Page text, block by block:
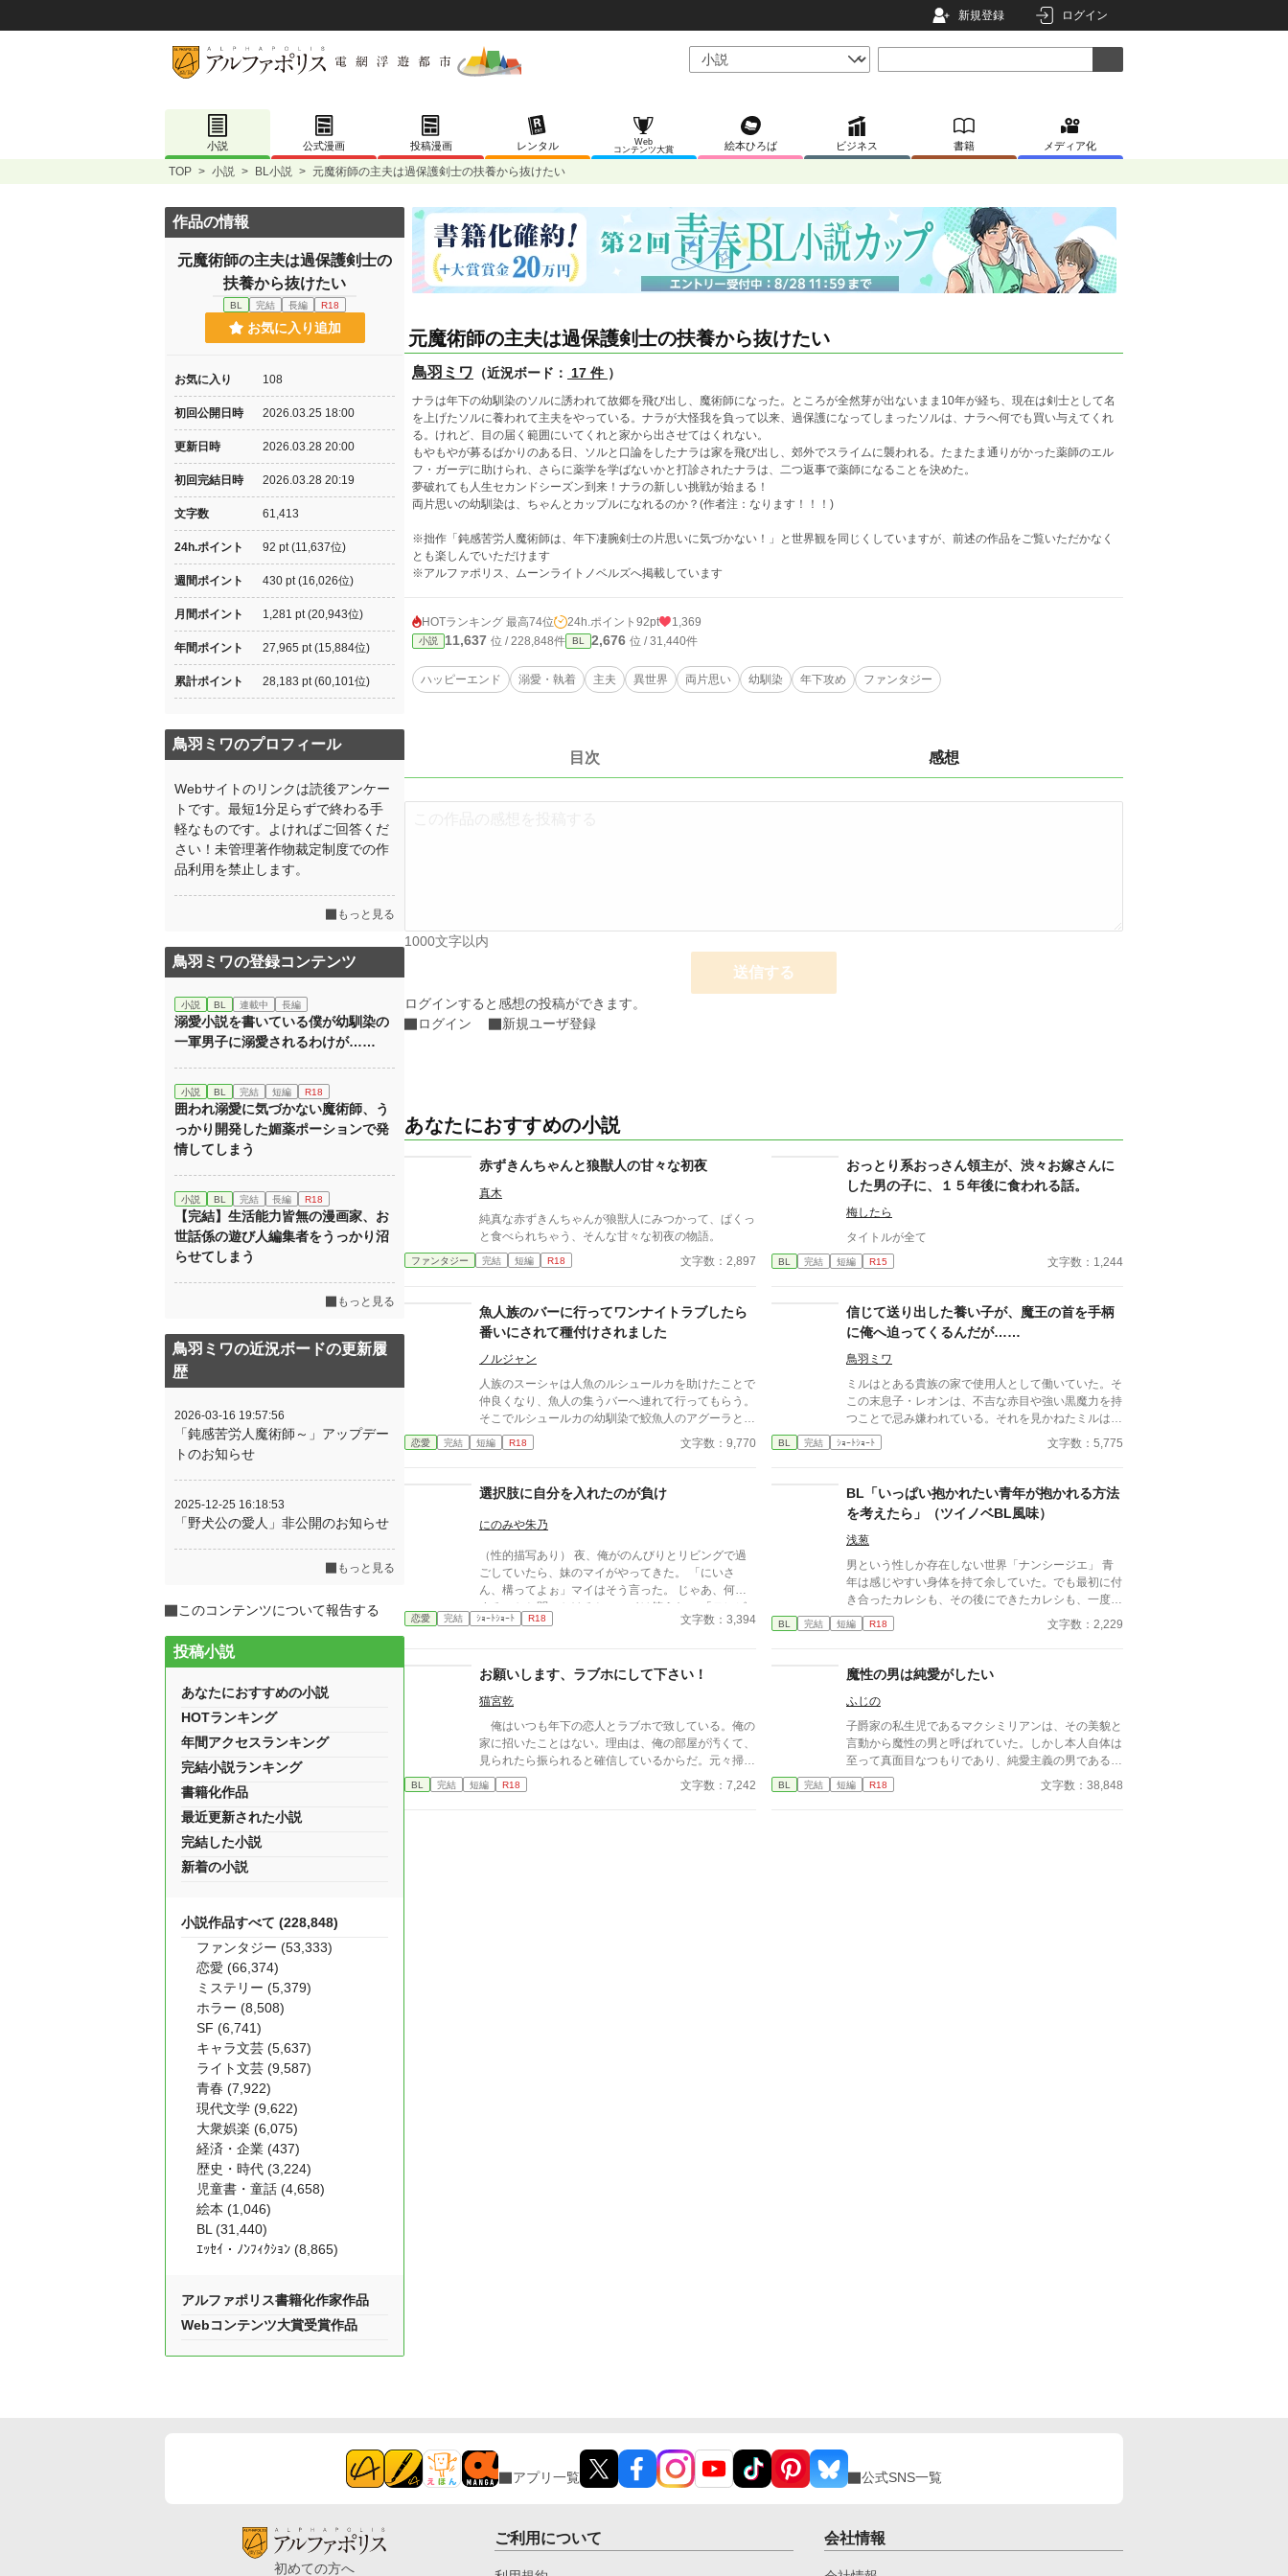
新規登録 ログイン
小説 公式漫画 投稿漫画 レンタル
Web
コンテンツ大賞
絵本ひろば ビジネス 書籍 メディア化
TOP > 小説 > BL小説 > 元魔術師の主夫は過保護剣士の扶養から抜けたい
元魔術師の主夫は過保護剣士の扶養から抜けたい
鳥羽ミワ （近況ボード： 17 件 ）
ナラは年下の幼馴染のソルに誘われて故郷を飛び出し、魔術師になった。ところが全然芽が出ないまま10年が経ち、現在は剣士として名
を上げたソルに養われて主夫をやっている。ナラが大怪我を負って以来、過保護になってしまったソルは、ナラへ何でも買い与えてくれ
る。けれど、目の届く範囲にいてくれと家から出させてはくれない。
もやもやが募るばかりのある日、ソルと口論をしたナラは家を飛び出し、郊外でスライムに襲われる。たまたま通りがかった薬師のエル
フ・ガーデに助けられ、さらに薬学を学ばないかと打診されたナラは、二つ返事で薬師になることを決めた。
夢破れても人生セカンドシーズン到来！ナラの新しい挑戦が始まる！
両片思いの幼馴染は、ちゃんとカップルになれるのか？(作者注：なります！！！)
※拙作「鈍感苦労人魔術師は、年下凄腕剣士の片思いに気づかない！」と世界観を同じくしていますが、前述の作品をご覧いただかなく
とも楽しんでいただけます
※アルファポリス、ムーンライトノベルズへ掲載しています
HOTランキング 最高74位 24h.ポイント 92pt 1,369
小説 11,637 位 / 228,848件 BL 2,676 位 / 31,440件
ハッピーエンド 溺愛・執着 主夫 異世界 両片思い 幼馴染 年下攻め ファンタジー
目次 感想
1000文字以内
送信する
ログインすると感想の投稿ができます。
ログイン
新規ユーザ登録
あなたにおすすめの小説
赤ずきんちゃんと狼獣人の甘々な初夜
真木
純真な赤ずきんちゃんが狼獣人にみつかって、ぱくっ
と食べられちゃう、そんな甘々な初夜の物語。
ファンタジー 完結 短編 R18 文字数：2,897
おっとり系おっさん領主が、渋々お嫁さんに
した男の子に、１５年後に食われる話。
梅したら
タイトルが全て
BL 完結 短編 R15 文字数：1,244
魚人族のバーに行ってワンナイトラブしたら
番いにされて種付けされました
ノルジャン
人族のスーシャは人魚のルシュールカを助けたことで
仲良くなり、魚人の集うバーへ連れて行ってもらう。
そこでルシュールカの幼馴染で鮫魚人のアグーラと出
会い、一夜を共にすることになって…。ちょっとオラ
ついたサメ魚人に激しく求められちゃうお話。ムーン
恋愛 完結 短編 R18 文字数：9,770
信じて送り出した養い子が、魔王の首を手柄
に俺へ迫ってくるんだが……
鳥羽ミワ
ミルはとある貴族の家で使用人として働いていた。そ
この末息子・レオンは、不吉な赤目や強い黒魔力を持
つことで忌み嫌われている。それを見かねたミルは、
レオンを離れへ隔離するという名目で、彼の面倒を見
ていた。 そんなある日、魔王復活の知らせが届く。
心配でたまらないミルだが、レオンはあっさり魔王を
討ち取った。 これでレオンの将来は安泰だ！ と喜
んだのも束の間、レオンはミルに求婚する。 「俺は
ずっと、ミルのことが好きだった」 そんなこと聞い
てないが！？ だけどうるうるの瞳（※ミル視点）で
迫るレオンを、ミルは拒み切れなくて……。 お人よ
しでほだされやすい鈍感使用人と、彼をずっと恋い慕
い続けた令息。長年の執着の粘り勝ちを見届けろ！
※エブリスタ様、カクヨム様、pixiv様にも掲載してい
BL 完結 ｼｮｰﾄｼｮｰﾄ 文字数：5,775
選択肢に自分を入れたのが負け
にのみや朱乃
（性的描写あり） 夜、俺がのんびりとリビングで過
ごしていたら、妹のマイがやってきた。 「にいさ
ん、構ってよぉ」マイはそう言った。 じゃあ、何を
するのかと問いかけると、マイは答えた。 「テレビ
にする？ ゲームにする？ それとも、わ・た・
恋愛 完結 ｼｮｰﾄｼｮｰﾄ R18 文字数：3,394
BL「いっぱい抱かれたい青年が抱かれる方法
を考えたら」（ツイノベBL風味）
浅葱
男という性しか存在しない世界「ナンシージエ」 青
年は感じやすい身体を持て余していた。でも最初に付
き合ったカレシも、その後にできたカレシも、一度は
抱いてくれるもののその後はあまり抱いてくれなかっ
た。 もうこうなったら”天使”になって、絶対に抱かれ
てしまい…… 元カレ四人×青年。 天使になってしまっ
ッピーエンドです。 「抱かれたい青年は抱いてもら
う方法を考えた」の別バージョンです。
BL 完結 短編 R18 文字数：2,229
お願いします、ラブホにして下さい！
猫宮乾
俺はいつも年下の恋人とラブホで致している。俺の
家に招いたことはない。理由は、俺の部屋が汚くて、
見られたら振られると確信しているからだ。元々掃除
は苦手なのに、現在社畜ブラックで、なんの手も回ら
ない……だからこの街に一軒ラブホがあるのが救い
BL 完結 短編 R18 文字数：7,242
魔性の男は純愛がしたい
ふじの
子爵家の私生児であるマクシミリアンは、その美貌と
言動から魔性の男と呼ばれていた。しかし本人自体は
至って真面目なつもりであり、純愛主義の男である。
そんなある日、第三王子殿下のアレクセイから突然呼
び出され、とある令嬢からの執拗なアプローチを避け
BL 完結 短編 R18 文字数：38,848
作品の情報
元魔術師の主夫は過保護剣士の
扶養から抜けたい
BL 完結 長編 R18
お気に入り追加
お気に入り 108
初回公開日時 2026.03.25 18:00
更新日時 2026.03.28 20:00
初回完結日時 2026.03.28 20:19
文字数 61,413
24h.ポイント 92 pt (11,637位)
週間ポイント 430 pt (16,026位)
月間ポイント 1,281 pt (20,943位)
年間ポイント 27,965 pt (15,884位)
累計ポイント 28,183 pt (60,101位)
鳥羽ミワのプロフィール
Webサイトのリンクは読後アンケー
トです。最短1分足らずで終わる手
軽なものです。よければご回答くだ
さい！未管理著作物裁定制度での作
品利用を禁止します。
もっと見る
鳥羽ミワの登録コンテンツ
小説 BL 連載中 長編
溺愛小説を書いている僕が幼馴染の
一軍男子に溺愛されるわけが……
小説 BL 完結 短編 R18
囲われ溺愛に気づかない魔術師、う
っかり開発した媚薬ポーションで発
情してしまう
小説 BL 完結 長編 R18
【完結】生活能力皆無の漫画家、お
世話係の遊び人編集者をうっかり沼
らせてしまう
もっと見る
鳥羽ミワの近況ボードの更新履
歴
2026-03-16 19:57:56
「鈍感苦労人魔術師～」アップデー
トのお知らせ
2025-12-25 16:18:53
「野犬公の愛人」非公開のお知らせ
もっと見る
このコンテンツについて報告する
投稿小説
あなたにおすすめの小説
HOTランキング
年間アクセスランキング
完結小説ランキング
書籍化作品
最近更新された小説
完結した小説
新着の小説
小説作品すべて (228,848)
ファンタジー (53,333)
恋愛 (66,374)
ミステリー (5,379)
ホラー (8,508)
SF (6,741)
キャラ文芸 (5,637)
ライト文芸 (9,587)
青春 (7,922)
現代文学 (9,622)
大衆娯楽 (6,075)
経済・企業 (437)
歴史・時代 (3,224)
児童書・童話 (4,658)
絵本 (1,046)
BL (31,440)
ｴｯｾｲ・ﾉﾝﾌｨｸｼｮﾝ (8,865)
アルファポリス書籍化作家作品
Webコンテンツ大賞受賞作品
アプリ一覧 公式SNS一覧
初めての方へ
ご利用について 会社情報